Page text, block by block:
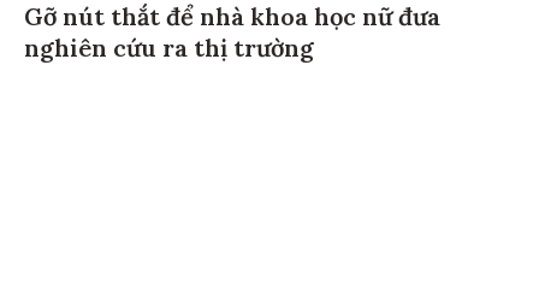
Gỡ nút thắt để nhà khoa học nữ đưa
nghiên cứu ra thị trường